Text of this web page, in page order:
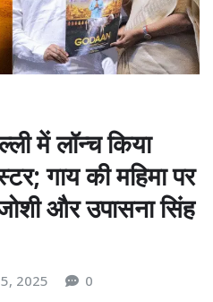
में लॉन्च किया
गाय की महिमा पर
और उपासना सिंह
2025 0